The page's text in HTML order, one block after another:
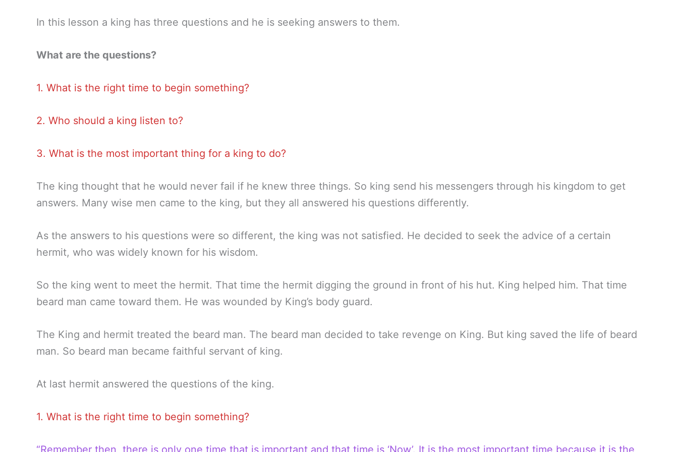
In this lesson a king has three questions and he is seeking answers to them.
What are the questions?
1. What is the right time to begin something?
2. Who should a king listen to?
3. What is the most important thing for a king to do?
The king thought that he would never fail if he knew three things. So king send his messengers through his kingdom to get
answers. Many wise men came to the king, but they all answered his questions differently.
As the answers to his questions were so different, the king was not satisfied. He decided to seek the advice of a certain
hermit, who was widely known for his wisdom.
So the king went to meet the hermit. That time the hermit digging the ground in front of his hut. King helped him. That time
beard man came toward them. He was wounded by King’s body guard.
The King and hermit treated the beard man. The beard man decided to take revenge on King. But king saved the life of beard
man. So beard man became faithful servant of king.
At last hermit answered the questions of the king.
1. What is the right time to begin something?
“Remember then, there is only one time that is important and that time is ‘Now’. It is the most important time because it is the